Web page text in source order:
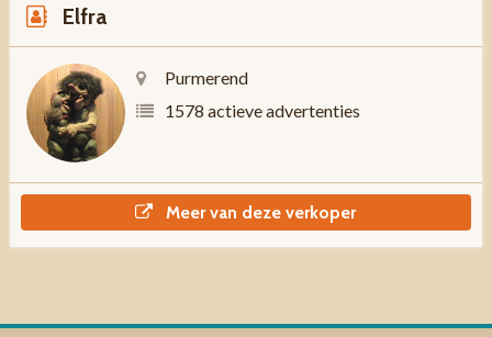
Elfra
Purmerend
1578 actieve advertenties
Meer van deze verkoper